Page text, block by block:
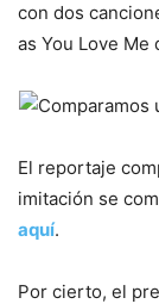
con dos
as You Love Me
El reportaje
imitación se
aquí.
Por cierto, el